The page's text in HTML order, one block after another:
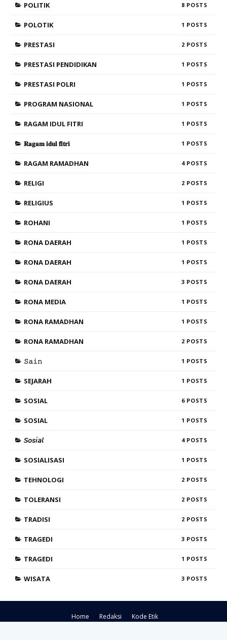
POLITIK 8
POLOTIK 1
PRESTASI 2
PRESTASI PENDIDIKAN 1
PRESTASI POLRI 1
PROGRAM NASIONAL 1
RAGAM IDUL FITRI 1
𝐑𝐚𝐠𝐚𝐦 𝐢𝐝𝐮𝐥 𝐟𝐢𝐭𝐫𝐢 1
RAGAM RAMADHAN 4
RELIGI 2
RELIGIUS 1
ROHANI 1
RONA DAERAH 1
RONA DAERAH 1
RONA DAERAH 3
RONA MEDIA 1
RONA RAMADHAN 1
RONA RAMADHAN 2
𝚂𝚊𝚒𝚗 1
SEJARAH 1
SOSIAL 6
SOSIAL 1
𝘚𝘰𝘴𝘪𝘢𝘭 4
SOSIALISASI 1
TEHNOLOGI 2
TOLERANSI 2
TRADISI 2
TRAGEDI 3
TRAGEDI 1
WISATA 3
Home Redaksi
Kode Etik